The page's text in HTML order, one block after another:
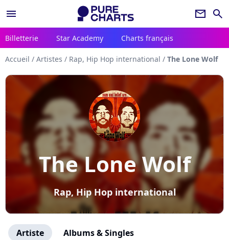
menu newsletter search
Billetterie Star Academy Charts français
Accueil / Artistes / Rap, Hip Hop international / The Lone Wolf
The Lone Wolf
Rap, Hip Hop international
Artiste Albums & Singles